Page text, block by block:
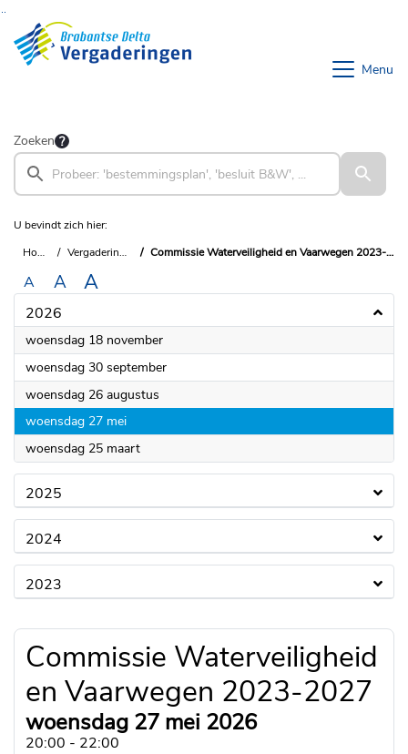
Ga naar de inhoud van deze pagina
Ga naar het zoeken
Ga naar het menu
Menu
Zoeken
U bevindt zich hier:
Home
Vergaderingen Commissie Waterveiligheid en Vaarwegen 2023-2027
A A A
2026
woensdag 18 november2026
woensdag 30 september2026
woensdag 26 augustus
woensdag 27 mei2026
woensdag 25 maart2026
2025
2024
2023
Commissie Waterveiligheid
en Vaarwegen 2023-2027
woensdag 27 mei 2026
20:00 - 22:00